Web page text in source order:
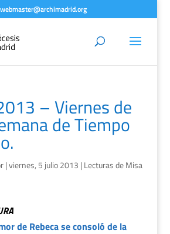
webmaster@archimadrid.org
– Viernes de
de Tiempo
|viernes, 5 julio 2013 | Lecturas de Misa
de Rebeca se consoló de la